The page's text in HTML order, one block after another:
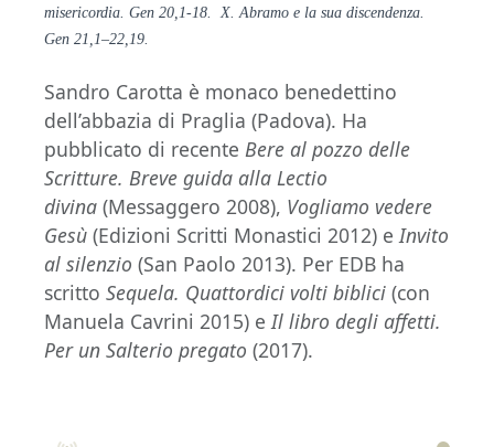
misericordia. Gen 20,1-18. X. Abramo e la sua discendenza.
Gen 21,1–22,19.
Sandro Carotta è monaco benedettino
dell’abbazia di Praglia (Padova). Ha
pubblicato di recente Bere al pozzo delle
Scritture. Breve guida alla Lectio
divina (Messaggero 2008), Vogliamo vedere
Gesù (Edizioni Scritti Monastici 2012) eInvito
al silenzio (San Paolo 2013). Per EDB ha
scritto Sequela. Quattordici volti biblici (con
Manuela Cavrini 2015) eIl libro degli affetti.
Per un Salterio pregato (2017).